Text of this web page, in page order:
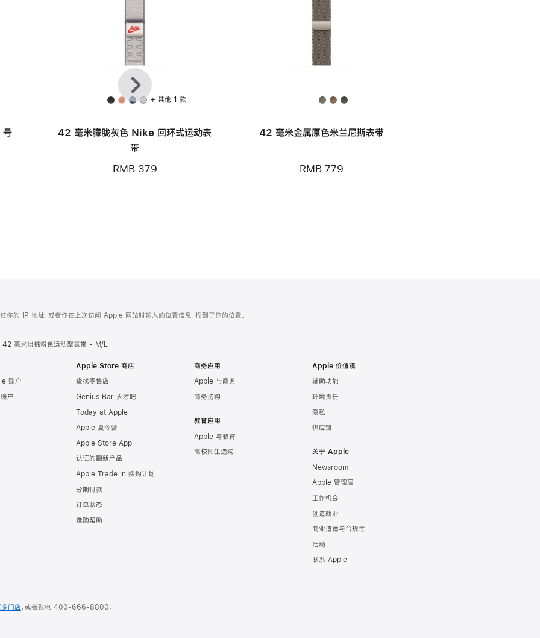
号
+ 其他 1 款
42 毫米朦胧灰色 Nike 回环式运动表
带
RMB 379
42 毫米金属原色米兰尼斯表带
RMB 779
上
一
个
下
一
个
你的 IP 地址，或者你在上次访问 Apple 网站时输入的位置信息，找到了你的位置。
42 毫米淡桃粉色运动型表带 - M/L
账户
户
Apple Store 商店
查找零售店
Genius Bar 天才吧
Today at Apple
Apple 夏令营
Apple Store App
认证的翻新产品
Apple Trade In 换购计划
分期付款
订单状态
选购帮助
商务应用
Apple 与商务
商务选购
教育应用
Apple 与教育
高校师生选购
Apple 价值观
辅助功能
环境责任
隐私
供应链
关于 Apple
Newsroom
Apple 管理层
工作机会
创造就业
商业道德与合规性
活动
联系 Apple
多门店，或者致电 400-666-8800。